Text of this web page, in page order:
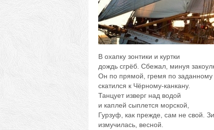
В охапку зонтики и куртки
дождь сгрёб. Сбежал, минуя
Он по прямой, гремя по заданному
скатился к Чёрному-канкану.
Танцует изверг над водой
и каплей сыплется морской,
Гурзуф, как прежде, сам не свой.
измучилась, весной.